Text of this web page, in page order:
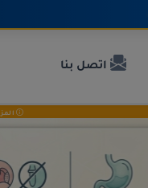
اتصل بنا